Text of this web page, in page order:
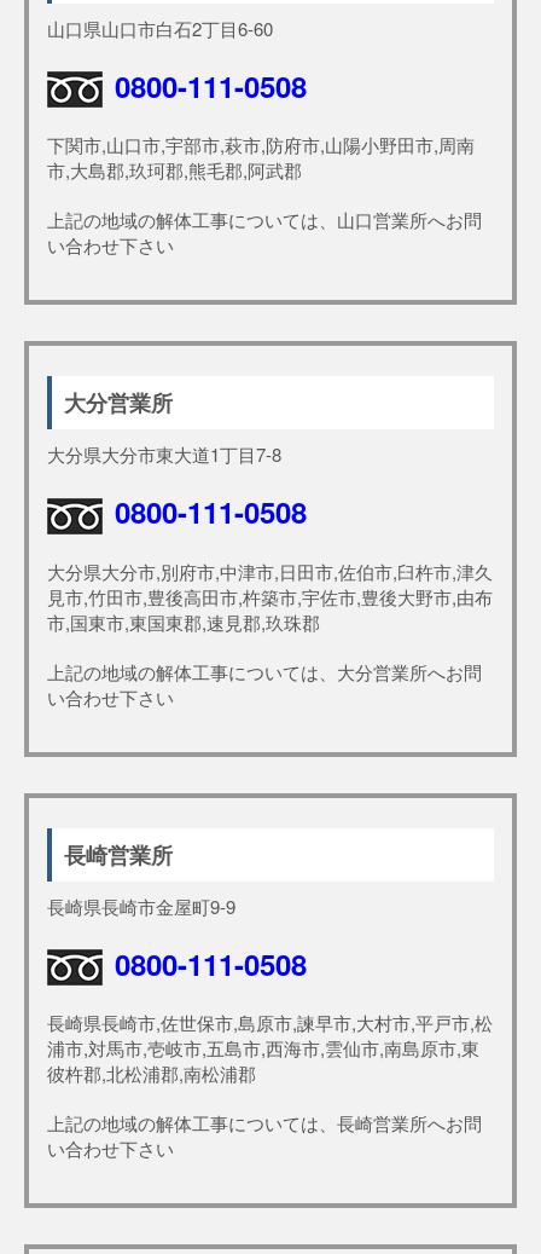
山口県山口市白石2丁目6-60
0800-111-0508
下関市,山口市,宇部市,萩市,防府市,山陽小野田市,周南
市,大島郡,玖珂郡,熊毛郡,阿武郡
上記の地域の解体工事については、山口営業所へお問
い合わせ下さい
大分営業所
大分県大分市東大道1丁目7-8
0800-111-0508
大分県大分市,別府市,中津市,日田市,佐伯市,臼杵市,津久
見市,竹田市,豊後高田市,杵築市,宇佐市,豊後大野市,由布
市,国東市,東国東郡,速見郡,玖珠郡
上記の地域の解体工事については、大分営業所へお問
い合わせ下さい
長崎営業所
長崎県長崎市金屋町9-9
0800-111-0508
長崎県長崎市,佐世保市,島原市,諫早市,大村市,平戸市,松
浦市,対馬市,壱岐市,五島市,西海市,雲仙市,南島原市,東
彼杵郡,北松浦郡,南松浦郡
上記の地域の解体工事については、長崎営業所へお問
い合わせ下さい